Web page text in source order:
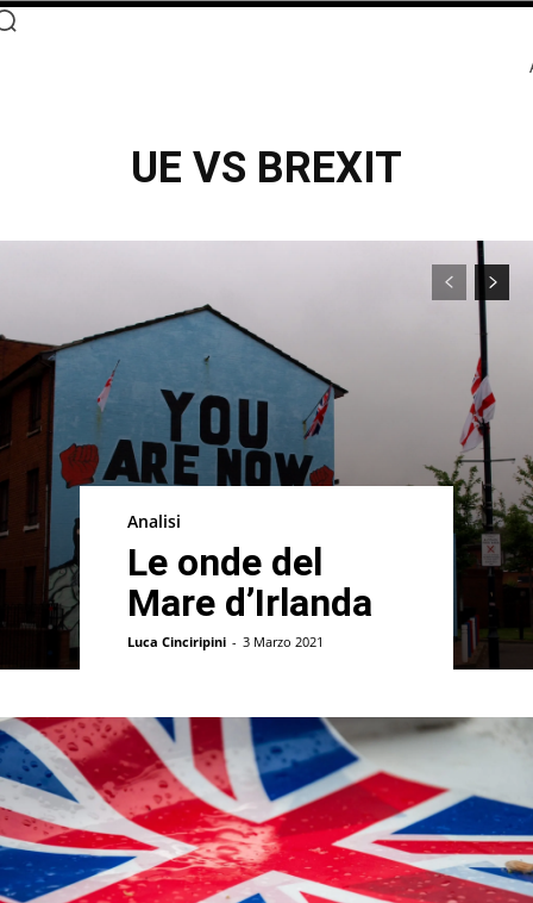
UE VS BREXIT
Analisi
Le onde del
Mare d’Irlanda
Luca Cinciripini - 3 Marzo 2021